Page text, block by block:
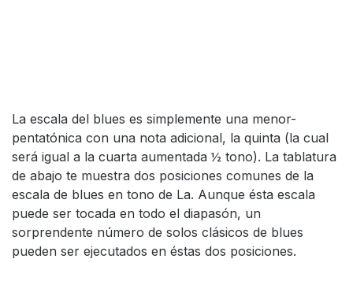
La escala del blues es simplemente una menor-
pentatónica con una nota adicional, la quinta (la cual
será igual a la cuarta aumentada ½ tono). La tablatura
de abajo te muestra dos posiciones comunes de la
escala de blues en tono de La. Aunque ésta escala
puede ser tocada en todo el diapasón, un
sorprendente número de solos clásicos de blues
pueden ser ejecutados en éstas dos posiciones.